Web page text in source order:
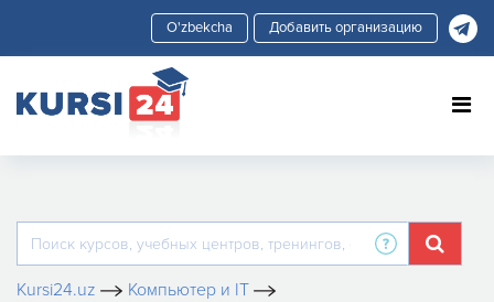
Добавить организацию
Kursi24.uz
Компьютер и IT